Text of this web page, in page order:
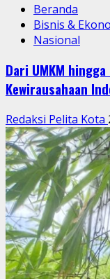
Beranda
Bisnis &
Nasional
Dari UMKM
Kewirausahaan
Redaksi Pelita Kota